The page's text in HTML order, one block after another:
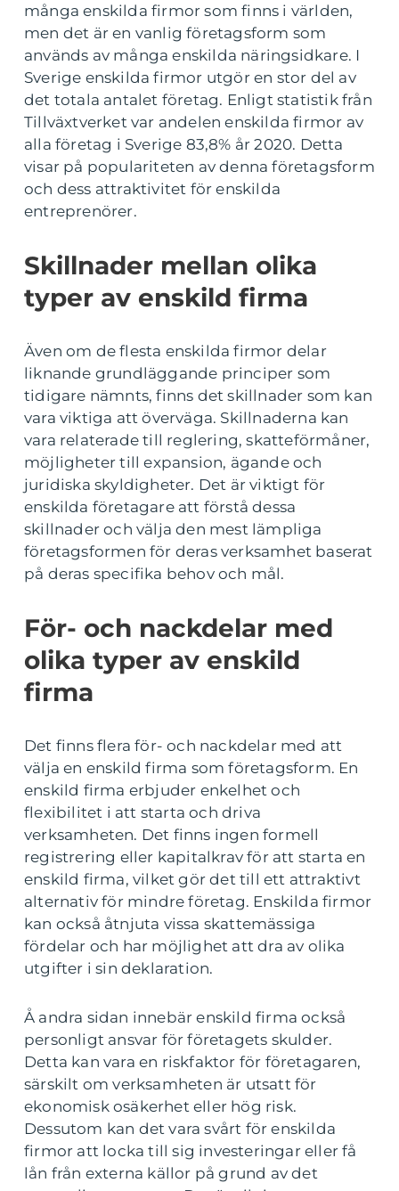
många enskilda firmor som finns i världen,
men det är en vanlig företagsform som
används av många enskilda näringsidkare. I
Sverige enskilda firmor utgör en stor del av
det totala antalet företag. Enligt statistik från
Tillväxtverket var andelen enskilda firmor av
alla företag i Sverige 83,8% år 2020. Detta
visar på populariteten av denna företagsform
och dess attraktivitet för enskilda
entreprenörer.
Skillnader mellan olika
typer av enskild firma
Även om de flesta enskilda firmor delar
liknande grundläggande principer som
tidigare nämnts, finns det skillnader som kan
vara viktiga att överväga. Skillnaderna kan
vara relaterade till reglering, skatteförmåner,
möjligheter till expansion, ägande och
juridiska skyldigheter. Det är viktigt för
enskilda företagare att förstå dessa
skillnader och välja den mest lämpliga
företagsformen för deras verksamhet baserat
på deras specifika behov och mål.
För- och nackdelar med
olika typer av enskild
firma
Det finns flera för- och nackdelar med att
välja en enskild firma som företagsform. En
enskild firma erbjuder enkelhet och
flexibilitet i att starta och driva
verksamheten. Det finns ingen formell
registrering eller kapitalkrav för att starta en
enskild firma, vilket gör det till ett attraktivt
alternativ för mindre företag. Enskilda firmor
kan också åtnjuta vissa skattemässiga
fördelar och har möjlighet att dra av olika
utgifter i sin deklaration.
Å andra sidan innebär enskild firma också
personligt ansvar för företagets skulder.
Detta kan vara en riskfaktor för företagaren,
särskilt om verksamheten är utsatt för
ekonomisk osäkerhet eller hög risk.
Dessutom kan det vara svårt för enskilda
firmor att locka till sig investeringar eller få
lån från externa källor på grund av det